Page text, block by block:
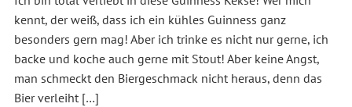
kennt, der weiß, dass ich ein kühles Guinness ganz
besonders gern mag! Aber ich trinke es nicht nur gerne, ich
backe und koche auch gerne mit Stout! Aber keine Angst,
man schmeckt den Biergeschmack nicht heraus, denn das
Bier verleiht […]